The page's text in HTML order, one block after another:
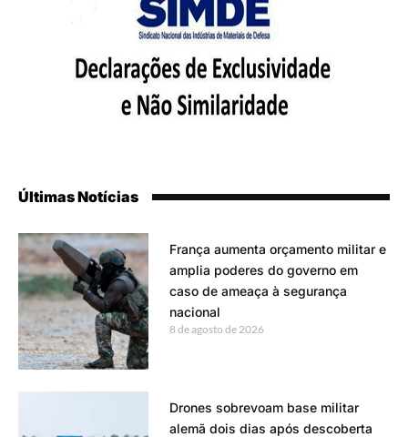
Últimas Notícias
França aumenta orçamento militar e
amplia poderes do governo em
caso de ameaça à segurança
nacional
8 de agosto de 2026
Drones sobrevoam base militar
alemã dois dias após descoberta